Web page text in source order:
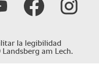
la legibilidad
am Lech.